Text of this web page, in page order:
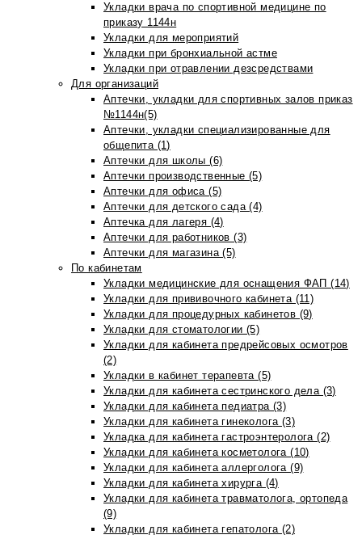
Укладки врача по спортивной медицине по
приказу 1144н
Укладки для мероприятий
Укладки при бронхиальной астме
Укладки при отравлении дезсредствами
Для организаций
Аптечки, укладки для спортивных залов приказ
№1144н(5)
Аптечки, укладки специализированные для
общепита (1)
Аптечки для школы (6)
Аптечки производственные (5)
Аптечки для офиса (5)
Аптечки для детского сада (4)
Аптечка для лагеря (4)
Аптечки для работников (3)
Аптечки для магазина (5)
По кабинетам
Укладки медицинские для оснащения ФАП (14)
Укладки для прививочного кабинета (11)
Укладки для процедурных кабинетов (9)
Укладки для стоматологии (5)
Укладки для кабинета предрейсовых осмотров
(2)
Укладки в кабинет терапевта (5)
Укладки для кабинета сестринского дела (3)
Укладки для кабинета педиатра (3)
Укладки для кабинета гинеколога (3)
Укладка для кабинета гастроэнтеролога (2)
Укладки для кабинета косметолога (10)
Укладки для кабинета аллерголога (9)
Укладки для кабинета хирурга (4)
Укладки для кабинета травматолога, ортопеда
(9)
Укладки для кабинета гепатолога (2)